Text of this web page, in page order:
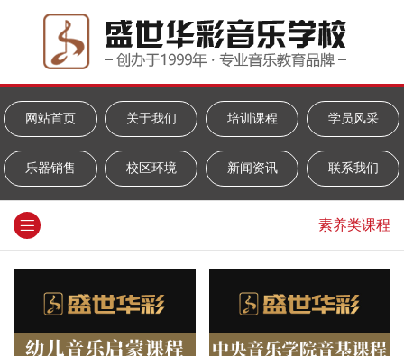
网站首页 关于我们 培训课程 学员风采
乐器销售 校区环境 新闻资讯 联系我们
素养类课程